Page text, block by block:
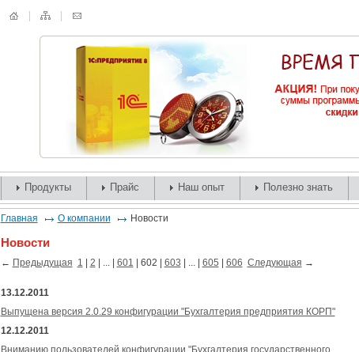
Продукты Прайс Наш опыт Полезно знать
Главная О компании Новости
Новости
← Предыдущая 1 2 | ... | 601 602 603 | ... | 605 606 Следующая →
13.12.2011
Выпущена версия 2.0.29 конфигурации "Бухгалтерия предприятия КОРП"
12.12.2011
Вниманию пользователей конфигурации "Бухгалтерия государственного